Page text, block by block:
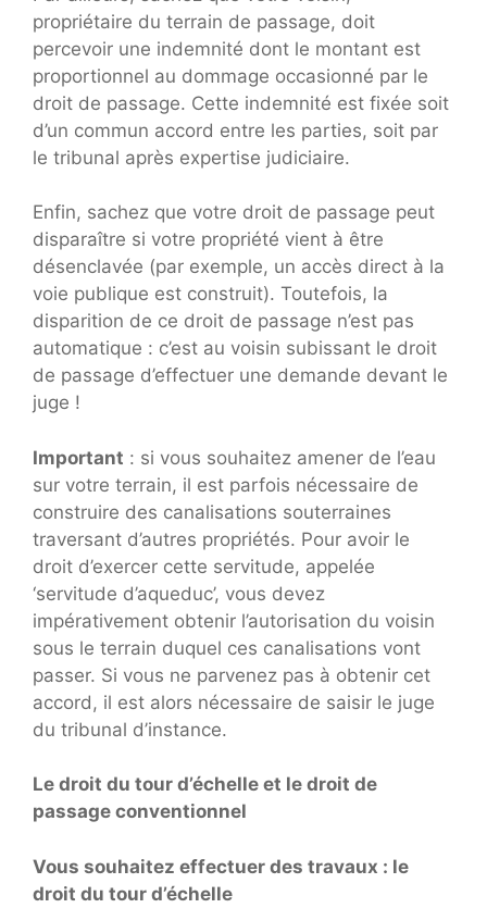
propriétaire du terrain de passage, doit
percevoir une indemnité dont le montant est
proportionnel au dommage occasionné par le
droit de passage. Cette indemnité est fixée soit
d’un commun accord entre les parties, soit par
le tribunal après expertise judiciaire.
Enfin, sachez que votre droit de passage peut
disparaître si votre propriété vient à être
désenclavée (par exemple, un accès direct à la
voie publique est construit). Toutefois, la
disparition de ce droit de passage n’est pas
automatique : c’est au voisin subissant le droit
de passage d’effectuer une demande devant le
juge !
Important : si vous souhaitez amener de l’eau
sur votre terrain, il est parfois nécessaire de
construire des canalisations souterraines
traversant d’autres propriétés. Pour avoir le
droit d’exercer cette servitude, appelée
‘servitude d’aqueduc’, vous devez
impérativement obtenir l’autorisation du voisin
sous le terrain duquel ces canalisations vont
passer. Si vous ne parvenez pas à obtenir cet
accord, il est alors nécessaire de saisir le juge
du tribunal d’instance.
Le droit du tour d’échelle et le droit de
passage conventionnel
Vous souhaitez effectuer des travaux : le
droit du tour d’échelle